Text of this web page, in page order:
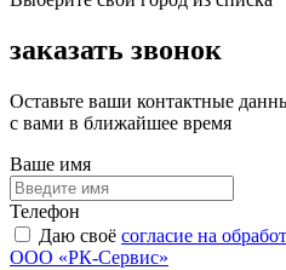
заказать звонок
Оставьте ваши контактные
с вами в ближайшее время
Ваше имя
Телефон
Даю своё согласие на
ООО «РК-Сервис»